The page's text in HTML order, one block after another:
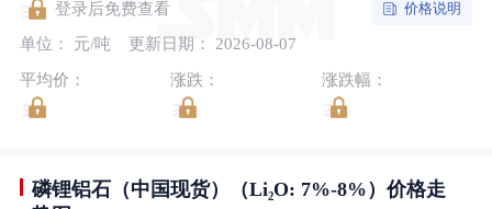
登录后免费查看
单位： 元/吨
更新日期： 2026-08-07
价格说明
平均价： 涨跌： 涨跌幅：
磷锂铝石（中国现货）（Li₂O: 7%-8%）价格走